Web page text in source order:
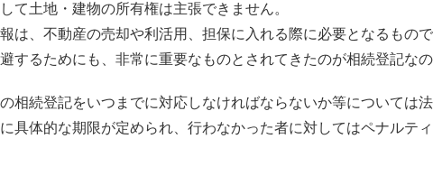
て土地・建物の所有権は主張できません。
は、不動産の売却や利活用、担保に入れる際に必要となるもの
するためにも、非常に重要なものとされてきたのが相続登記なの
相続登記をいつまでに対応しなければならないか等については
具体的な期限が定められ、行わなかった者に対してはペナルテ